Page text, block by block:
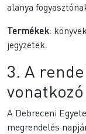
alanya
Termékek:
jegyzetek.
3. A
A Debreceni
megrendelés